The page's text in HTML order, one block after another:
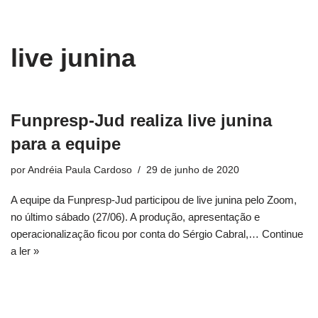
para
live junina
Funpresp-Jud realiza live junina
para a equipe
por Andréia Paula Cardoso 29 de junho de 2020
A equipe da Funpresp-Jud participou de live junina pelo Zoom,
no último sábado (27/06). A produção, apresentação e
operacionalização ficou por conta do Sérgio Cabral,… Continue
a ler »